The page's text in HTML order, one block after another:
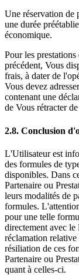
Une réservation de
une durée
économique.
Pour les
précédent, Vous
frais, à dater de
Vous devez
contenant une
de Vous rétracter
2.8. Conclusion
L'Utilisateur est
des formules de
disponibles. Dans
Partenaire ou
leurs modalités de
formules.
pour une telle
directement avec le
réclamation
résiliation de ces
Partenaire ou
quant à celles-ci.